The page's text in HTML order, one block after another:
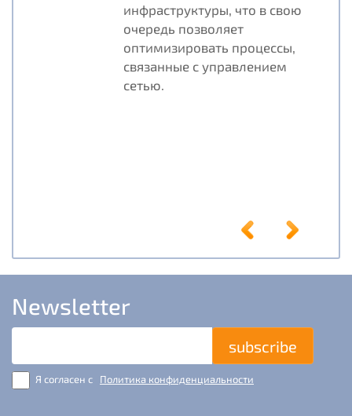
инфраструктуры, что в свою
очередь позволяет
оптимизировать процессы,
связанные с управлением
сетью.
Newsletter
Я согласен с Политика конфиденциальности